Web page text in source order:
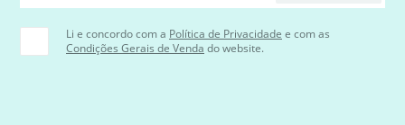
Li e concordo com a Política de Privacidade e com as
Condições Gerais de Venda do website.